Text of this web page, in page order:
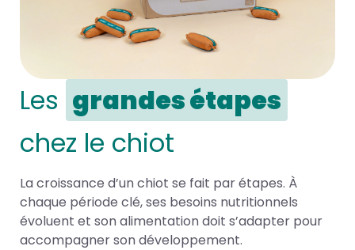
Les grandes étapes
chez le chiot
La croissance d’un chiot se fait par étapes. À
chaque période clé, ses besoins nutritionnels
évoluent et son alimentation doit s’adapter pour
accompagner son développement.